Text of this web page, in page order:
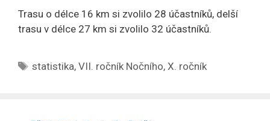
Trasu o délce 16 km si zvolilo 28 účastníků, delší
trasu v délce 27 km si zvolilo 32 účastníků.
Štítky
statistika,VII. ročník Nočního,X. ročník